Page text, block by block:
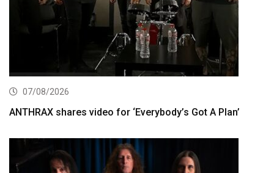
07/08/2026
ANTHRAX shares video for ‘Everybody’s Got A Plan’